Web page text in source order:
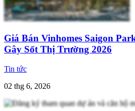
Giá Bán Vinhomes Saigon
Gây Sốt Thị Trường 2026
Tin tức
02 thg 6, 2026